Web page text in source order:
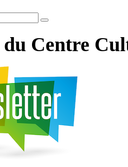
du Centre